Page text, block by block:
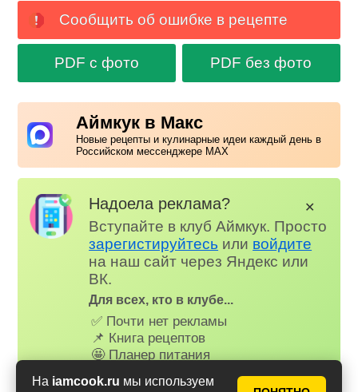
На iamcook.ru мы используем
Сообщить об ошибке в рецепте
PDF с фото PDF без фото
Аймкук в Макс
Новые рецепты и кулинарные идеи каждый день в
Российском мессенджере MAX
Надоела реклама?
Вступайте в клуб Аймкук. Просто
зарегистируйтесь или войдите
на наш сайт через Яндекс или
ВК.
Для всех, кто в клубе...
✅ Почти нет рекламы
📌 Книга рецептов
🤩 Планер питания
😗 Страница профиля
✕